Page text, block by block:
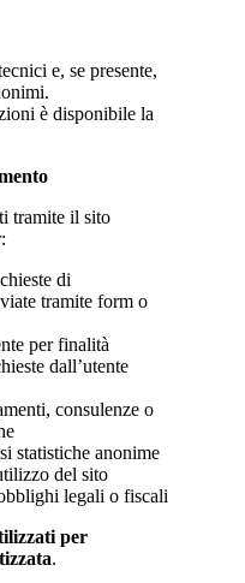
e, se presente,
è disponibile la
tramite il sito
di
tramite form o
per finalità
dall’utente
consulenze o
statistiche anonime
del sito
legali o fiscali
per
.